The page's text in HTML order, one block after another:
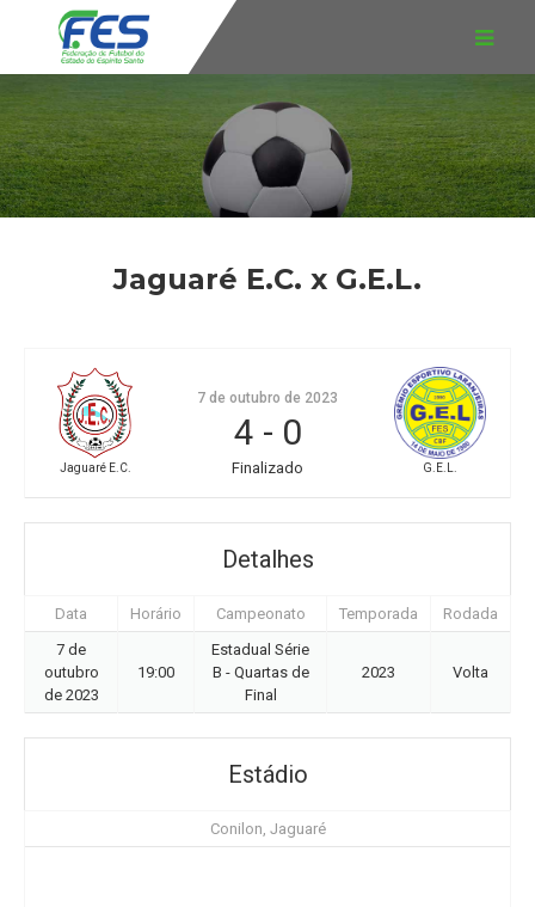
Jaguaré E.C. x G.E.L.
Jaguaré E.C. G.E.L.
7 de outubro de 2023
4 - 0
Finalizado
Detalhes
Data Horário Campeonato Temporada
Rodada
7 de
outubro
de 2023
19:00
Estadual Série
B - Quartas de
Final
2023 Volta
Estádio
Conilon, Jaguaré